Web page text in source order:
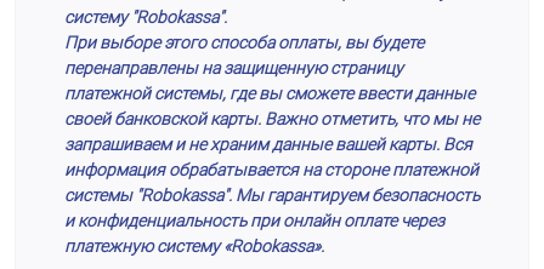
систему "Robokassa".
При выборе этого способа оплаты, вы будете
перенаправлены на защищенную страницу
платежной системы, где вы сможете ввести данные
своей банковской карты. Важно отметить, что мы не
запрашиваем и не храним данные вашей карты. Вся
информация обрабатывается на стороне платежной
системы "Robokassa". Мы гарантируем безопасность
и конфиденциальность при онлайн оплате через
платежную систему «Robokassa».